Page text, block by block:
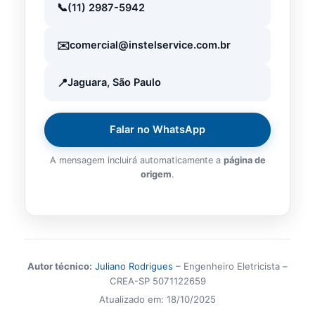
(11) 2987-5942
comercial@instelservice.com.br
Jaguara, São Paulo
Falar no WhatsApp
A mensagem incluirá automaticamente a página de
origem.
Autor técnico: Juliano Rodrigues – Engenheiro Eletricista –
CREA-SP 5071122659
Atualizado em: 18/10/2025